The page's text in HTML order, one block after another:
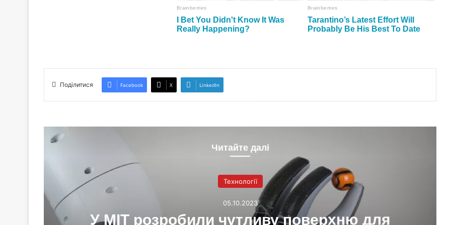
Поділитися Facebook X LinkedIn
Читайте далі
Технології
05.10.2023
У MIT розробили чутливу поверхню для